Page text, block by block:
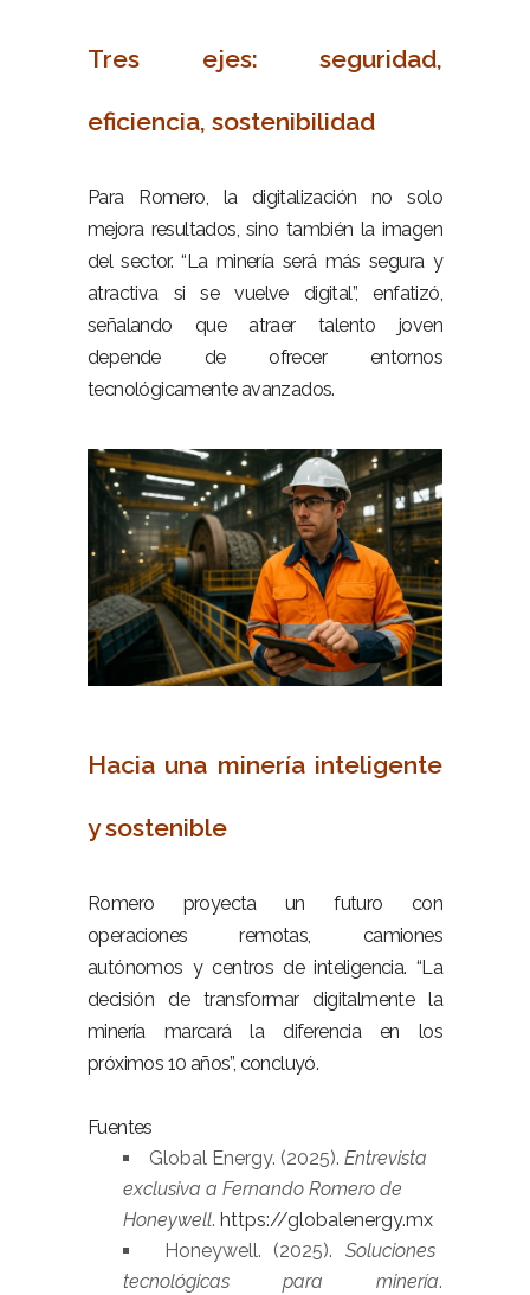
Tres ejes: seguridad,
eficiencia, sostenibilidad
Para Romero, la digitalización no solo
mejora resultados, sino también la imagen
del sector. “La minería será más segura y
atractiva si se vuelve digital”, enfatizó,
señalando que atraer talento joven
depende de ofrecer entornos
tecnológicamente avanzados.
Hacia una minería inteligente
y sostenible
Romero proyecta un futuro con
operaciones remotas, camiones
autónomos y centros de inteligencia. “La
decisión de transformar digitalmente la
minería marcará la diferencia en los
próximos 10 años”, concluyó.
Fuentes
Global Energy. (2025). Entrevista
exclusiva a Fernando Romero de
Honeywell. https://globalenergy.mx
Honeywell. (2025). Soluciones
tecnológicas para minería.